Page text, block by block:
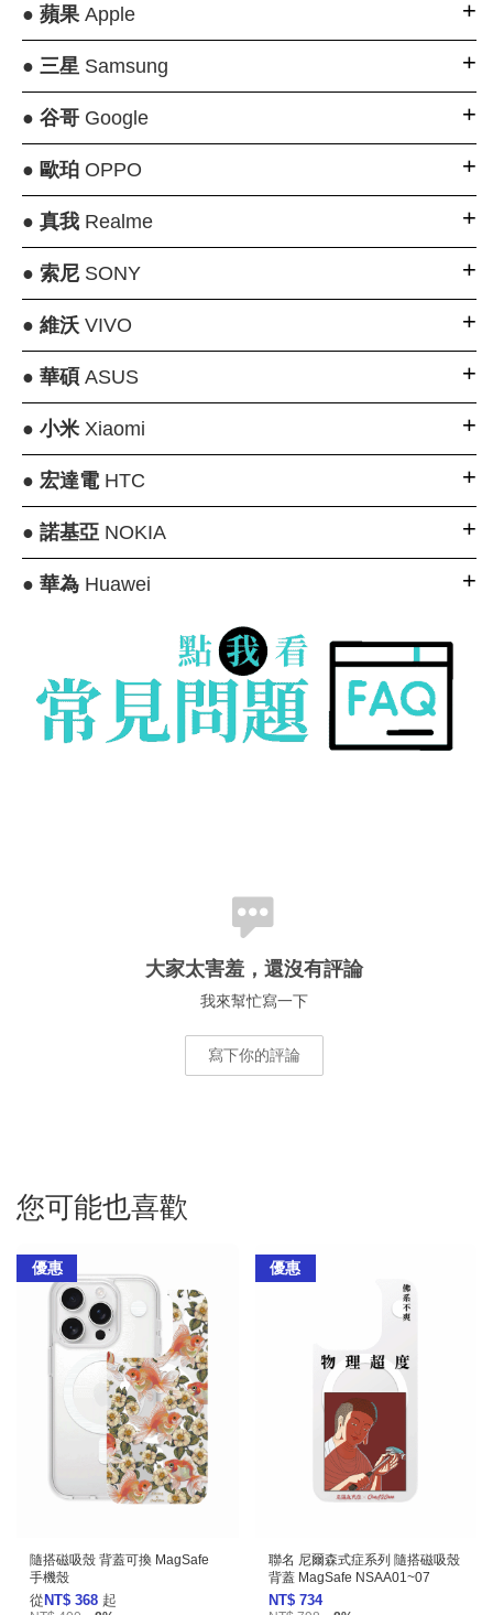
● 蘋果Apple
● 三星 Samsung
● 谷哥Google
● 歐珀OPPO
● 真我Realme
● 索尼SONY
● 維沃VIVO
● 華碩ASUS
● 小米Xiaomi
● 宏達電HTC
● 諾基亞NOKIA
● 華為Huawei
大家太害羞，還沒有評論
我來幫忙寫一下
寫下你的評論
您可能也喜歡
優惠
隨搭磁吸殼 背蓋可換 MagSafe
手機殼
從 NT$ 368 起
優惠
聯名 尼爾森式症系列 隨搭磁吸殼
背蓋 MagSafe NSAA01~07
NT$ 734